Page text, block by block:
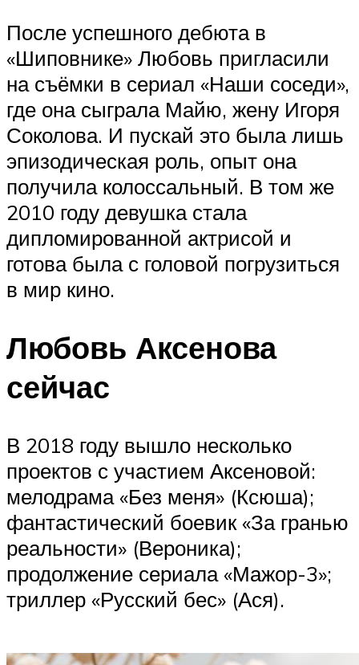
После успешного дебюта в
«Шиповнике» Любовь пригласили
на съёмки в сериал «Наши соседи»,
где она сыграла Майю, жену Игоря
Соколова. И пускай это была лишь
эпизодическая роль, опыт она
получила колоссальный. В том же
2010 году девушка стала
дипломированной актрисой и
готова была с головой погрузиться
в мир кино.
Любовь Аксенова
сейчас
В 2018 году вышло несколько
проектов с участием Аксеновой:
мелодрама «Без меня» (Ксюша);
фантастический боевик «За гранью
реальности» (Вероника);
продолжение сериала «Мажор-3»;
триллер «Русский бес» (Ася).